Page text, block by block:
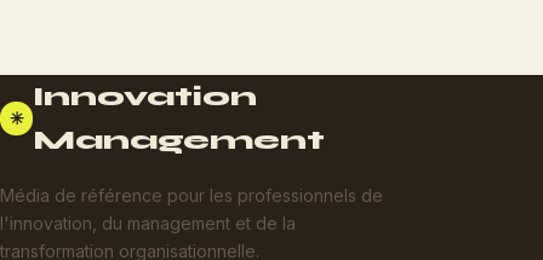
✳
Innovation
Management
Média de référence pour les professionnels de
l'innovation, du management et de la
transformation organisationnelle.